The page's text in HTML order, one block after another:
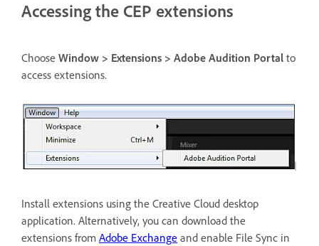
Accessing the CEP extensions
Choose Window > Extensions > Adobe Audition Portal to
access extensions.
Install extensions using the Creative Cloud desktop
application. Alternatively, you can download the
extensions from Adobe Exchange and enable File Sync in